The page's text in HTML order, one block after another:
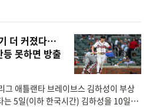
더 커졌다…
못하면 방출
그 애틀랜타 브레이브스 김하성이 부상
5일(이하 한국시간) 김하성을 10일짜